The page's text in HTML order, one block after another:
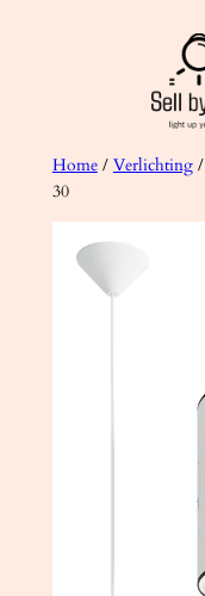
Home/ Verlichting/
30